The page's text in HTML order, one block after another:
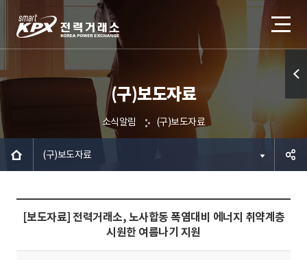
(구)보도자료
소식알림 (구)보도자료
(구)보도자료
기
[보도자료] 전력거래소, 노사합동 폭염대비 에너지 취약계층
시원한 여름나기 지원